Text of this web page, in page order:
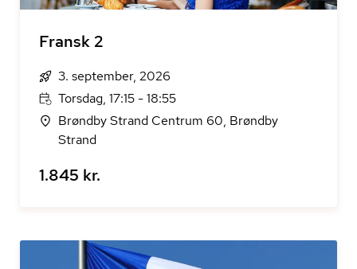
Fransk 2
3. september, 2026
Torsdag, 17:15 - 18:55
Brøndby Strand Centrum 60, Brøndby
Strand
1.845 kr.